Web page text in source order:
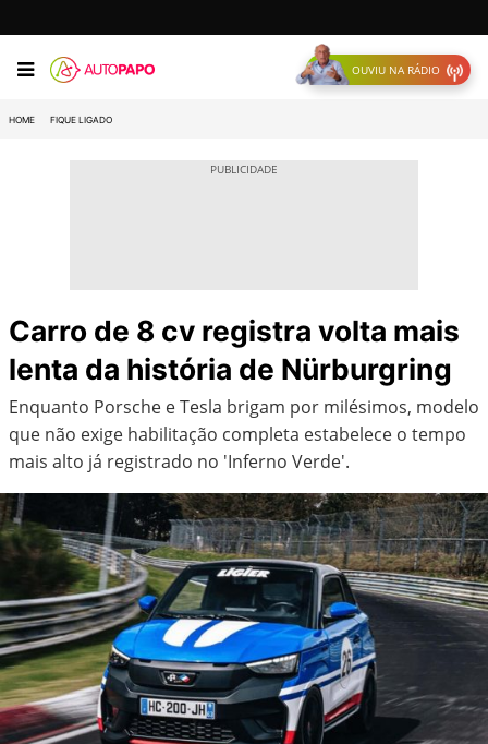
OUVIU NA RÁDIO
HOME FIQUE LIGADO
Carro de 8 cv registra volta mais
lenta da história de Nürburgring
Enquanto Porsche e Tesla brigam por milésimos, modelo
que não exige habilitação completa estabelece o tempo
mais alto já registrado no 'Inferno Verde'.